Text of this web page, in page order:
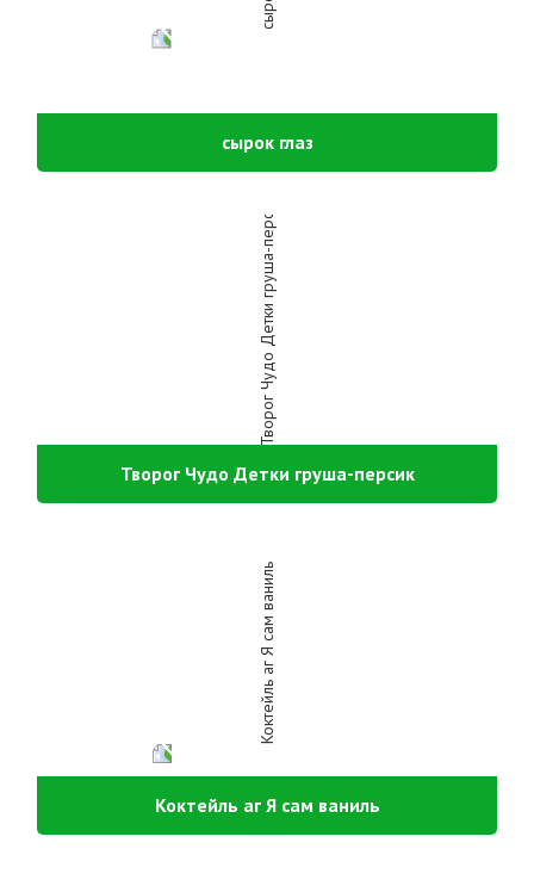
сырок глаз
Творог Чудо Детки груша-персик
Коктейль аг Я сам ваниль